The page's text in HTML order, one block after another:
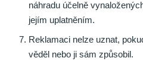
náhradu účelně
jejím uplatněním.
Reklamaci nelze uznat,
věděl nebo ji sám způsobil.